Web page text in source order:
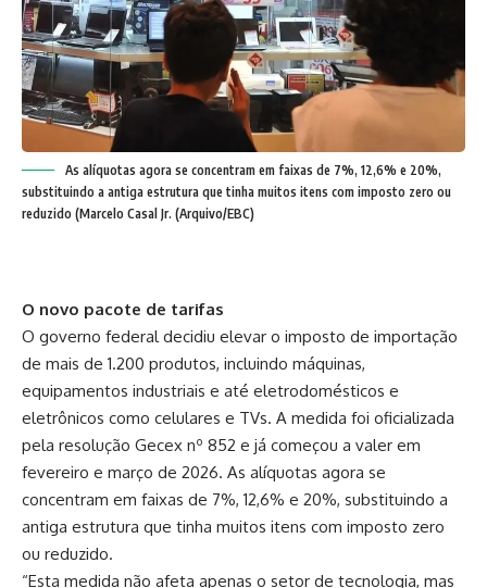
As alíquotas agora se concentram em faixas de 7%, 12,6% e 20%,
substituindo a antiga estrutura que tinha muitos itens com imposto zero ou
reduzido (Marcelo Casal Jr. (Arquivo/EBC)
O novo pacote de tarifas
O governo federal decidiu elevar o imposto de importação
de mais de 1.200 produtos, incluindo máquinas,
equipamentos industriais e até eletrodomésticos e
eletrônicos como celulares e TVs. A medida foi oficializada
pela resolução Gecex nº 852 e já começou a valer em
fevereiro e março de 2026. As alíquotas agora se
concentram em faixas de 7%, 12,6% e 20%, substituindo a
antiga estrutura que tinha muitos itens com imposto zero
ou reduzido.
“Esta medida não afeta apenas o setor de tecnologia, mas